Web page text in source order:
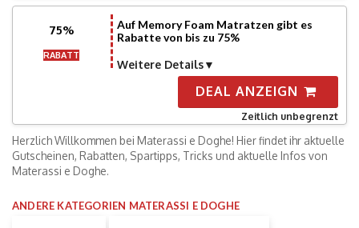
75%
RABATT
Auf Memory Foam Matratzen gibt es
Rabatte von bis zu 75%
Weitere Details
DEAL ANZEIGN
Zeitlich unbegrenzt
Herzlich Willkommen bei Materassi e Doghe! Hier findet ihr aktuelle
Gutscheinen, Rabatten, Spartipps, Tricks und aktuelle Infos von
Materassi e Doghe.
ANDERE KATEGORIEN MATERASSI E DOGHE